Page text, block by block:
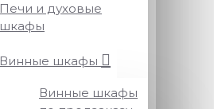
Печи и духовые
шкафы
Винные шкафы
Винные шкафы